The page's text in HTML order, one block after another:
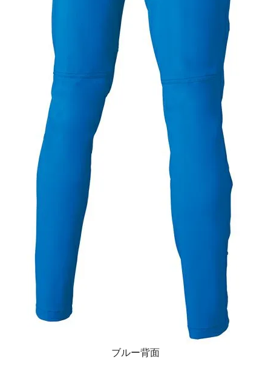
ブルー背面